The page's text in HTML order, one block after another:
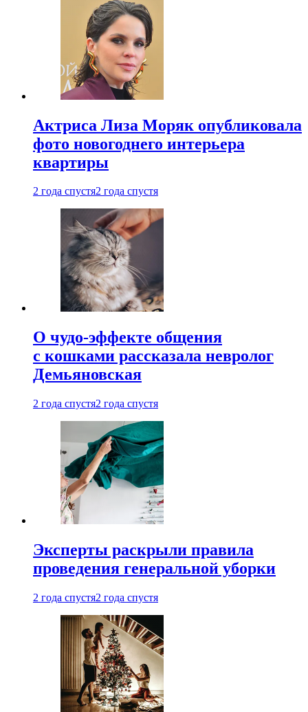
Актриса Лиза Моряк опубликовала
фото новогоднего интерьера
квартиры
2 года спустя2 года спустя
О чудо-эффекте общения
с кошками рассказала невролог
Демьяновская
2 года спустя2 года спустя
Эксперты раскрыли правила
проведения генеральной уборки
2 года спустя2 года спустя